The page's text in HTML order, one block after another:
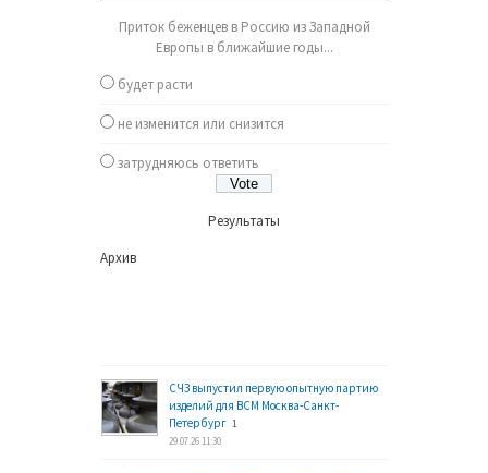
Приток беженцев в Россию из Западной
Европы в ближайшие годы...
будет расти
не изменится или снизится
затрудняюсь ответить
Результаты
Архив
СЧЗ выпустил первую опытную партию
изделий для ВСМ Москва-Санкт-
Петербург 1
29.07.26 11:30